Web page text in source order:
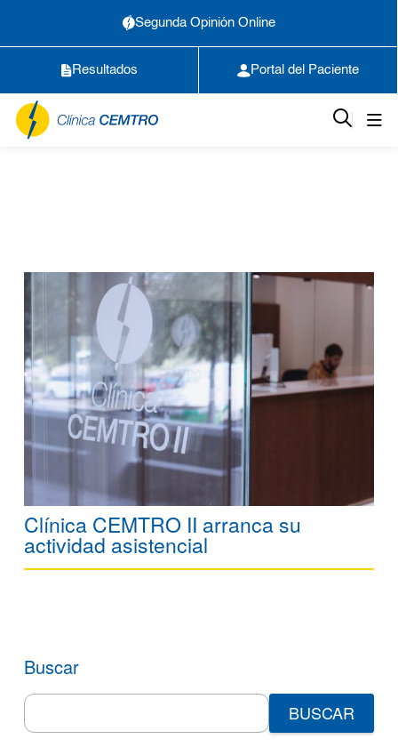
Segunda Opinión Online
Resultados Portal del Paciente
Clínica CEMTRO II arranca su
actividad asistencial
Buscar
Search
for: